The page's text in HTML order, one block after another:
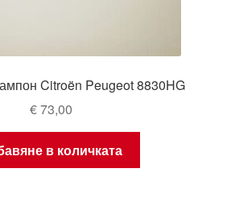
Citroën Peugeot 8830HG
€73,00
в количката